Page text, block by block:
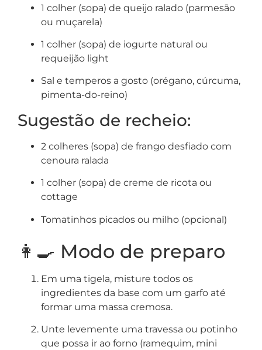
1 colher (sopa) de queijo ralado (parmesão
ou muçarela)
1 colher (sopa) de iogurte natural ou
requeijão light
Sal e temperos a gosto (orégano, cúrcuma,
pimenta-do-reino)
Sugestão de recheio:
2 colheres (sopa) de frango desfiado com
cenoura ralada
1 colher (sopa) de creme de ricota ou
cottage
Tomatinhos picados ou milho (opcional)
👩‍🍳 Modo de preparo
Em uma tigela, misture todos os
ingredientes da base com um garfo até
formar uma massa cremosa.
Unte levemente uma travessa ou potinho
que possa ir ao forno (ramequim, mini